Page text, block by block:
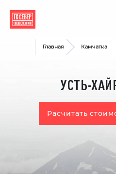
УСТЬ-
Расчитать
Главная Камчатка